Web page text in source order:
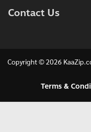
Contact Us
Copyright © 2026
Terms &